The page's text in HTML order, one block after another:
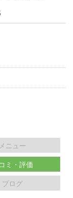
メニュー
ミ・評価
ブログ